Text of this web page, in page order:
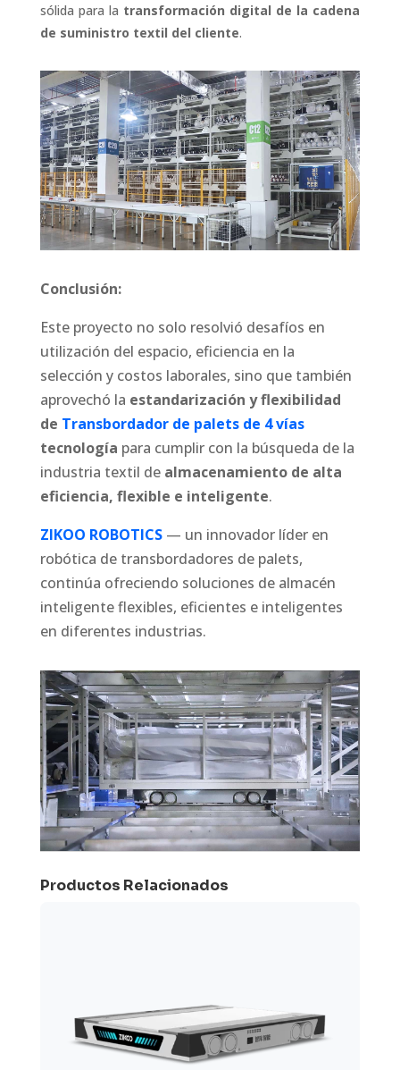
sólida para la transformación digital de la cadena
de suministro textil del cliente.
Conclusión:
Este proyecto no solo resolvió desafíos en
utilización del espacio, eficiencia en la
selección y costos laborales, sino que también
aprovechó la estandarización y flexibilidad
de Transbordador de palets de 4 vías
tecnología para cumplir con la búsqueda de la
industria textil de almacenamiento de alta
eficiencia, flexible e inteligente.
ZIKOO ROBOTICS— un innovador líder en
robótica de transbordadores de palets,
continúa ofreciendo soluciones de almacén
inteligente flexibles, eficientes e inteligentes
en diferentes industrias.
Productos Relacionados